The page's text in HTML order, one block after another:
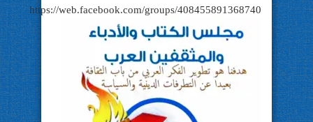
https://web.facebook.com/groups/408455891368740